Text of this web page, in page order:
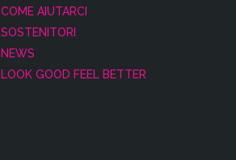
COME AIUTARCI
SOSTENITORI
NEWS
LOOK GOOD FEEL BETTER